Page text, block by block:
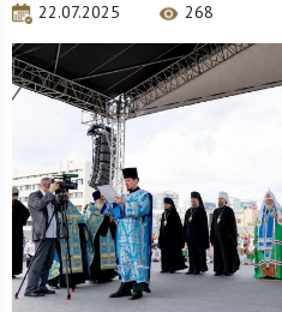
22.07.2025 268